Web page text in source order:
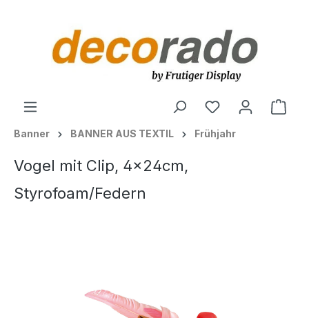
Banner BANNER AUS TEXTIL Frühjahr
Vogel mit Clip, 4x24cm,
Styrofoam/Federn